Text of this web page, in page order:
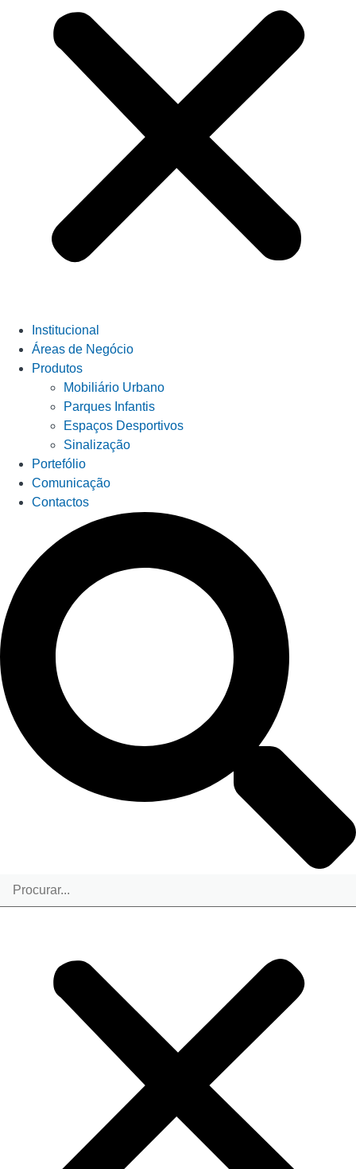
Institucional
Áreas de Negócio
Produtos
Mobiliário Urbano
Parques Infantis
Espaços Desportivos
Sinalização
Portefólio
Comunicação
Contactos